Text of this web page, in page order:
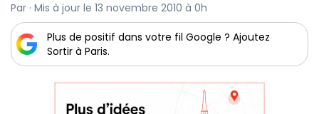
Par · Mis à jour le 13 novembre 2010 à 0h
Plus de positif dans votre fil Google ? Ajoutez
Sortir à Paris.